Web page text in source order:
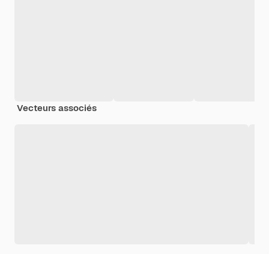
Vecteurs associés